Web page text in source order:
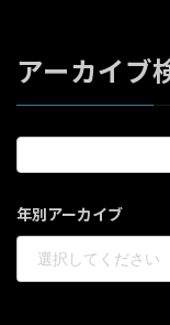
アーカイブ
年別アーカイブ